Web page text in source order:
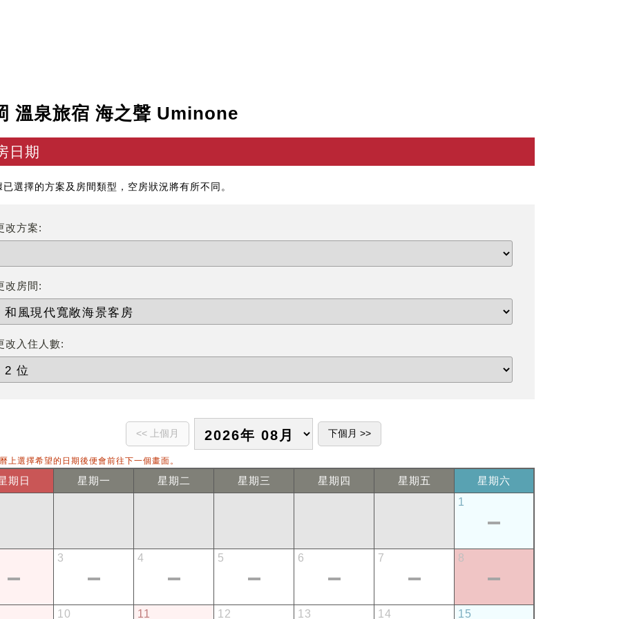
溫泉旅宿 海之聲 Uminone
日期
選擇的方案及房間類型，空房狀況將有所不同。
改方案:
改房間:
改入住人數:
上選擇希望的日期後便會前往下一個畫面。
期日 星期一 星期二 星期三 星期四 星期五
星期六
1
3 4 5 6 7 8
10 11 12 13 14 15